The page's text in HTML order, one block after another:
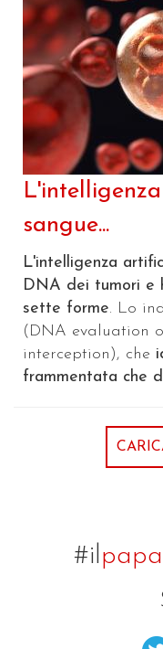
sangue...
L'intelligenza
DNA dei tumori e
sette forme. Lo
(DNA evaluation
interception), che
frammentata che
#il